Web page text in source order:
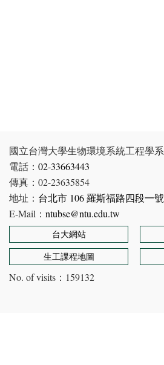
國立台灣大學生物環境系統工程學系
電話： 02-33663443
傳真：02-23635854
地址： 台北市 106 羅斯福路四段一號
E-Mail： ntubse@ntu.edu.tw
台大網站
生工課程地圖
No. of visits： 159132